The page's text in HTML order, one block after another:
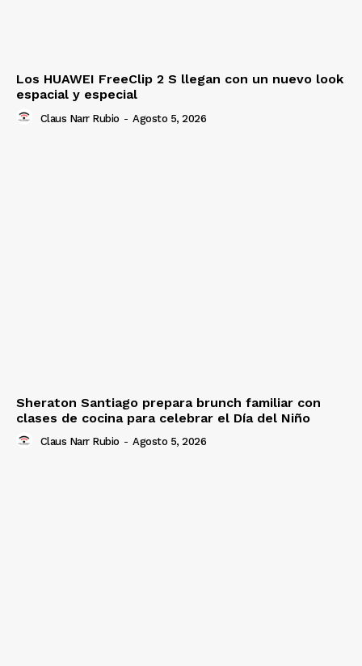
Los HUAWEI FreeClip 2 S llegan con un nuevo look
espacial y especial
Claus Narr Rubio - Agosto 5, 2026
Sheraton Santiago prepara brunch familiar con
clases de cocina para celebrar el Día del Niño
Claus Narr Rubio - Agosto 5, 2026